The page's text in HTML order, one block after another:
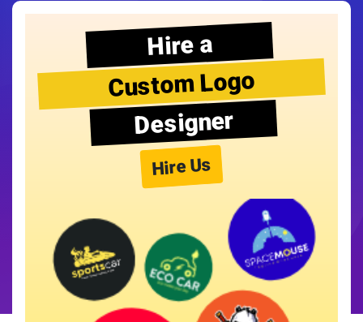
Hire a
Custom Logo
Designer
Hire Us